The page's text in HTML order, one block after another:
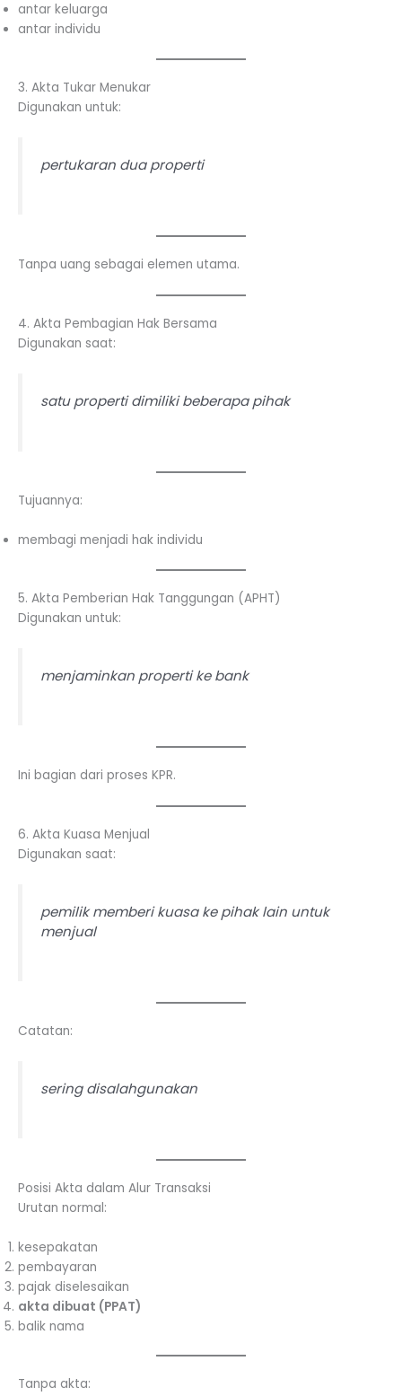
antar keluarga
antar individu
3. Akta Tukar Menukar
Digunakan untuk:
pertukaran dua properti
Tanpa uang sebagai elemen utama.
4. Akta Pembagian Hak Bersama
Digunakan saat:
satu properti dimiliki beberapa pihak
Tujuannya:
membagi menjadi hak individu
5. Akta Pemberian Hak Tanggungan (APHT)
Digunakan untuk:
menjaminkan properti ke bank
Ini bagian dari proses KPR.
6. Akta Kuasa Menjual
Digunakan saat:
pemilik memberi kuasa ke pihak lain untuk
menjual
Catatan:
sering disalahgunakan
Posisi Akta dalam Alur Transaksi
Urutan normal:
kesepakatan
pembayaran
pajak diselesaikan
akta dibuat (PPAT)
balik nama
Tanpa akta: